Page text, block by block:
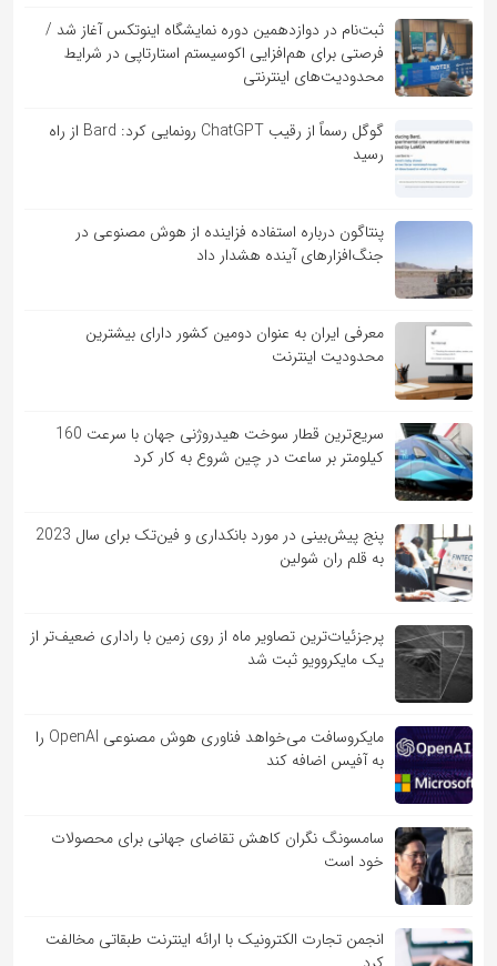
ثبت‌نام در دوازدهمین دوره نمایشگاه اینوتکس آغاز شد /
فرصتی برای هم‌افزایی اکوسیستم استارتاپی در شرایط
محدودیت‌های اینترنتی
گوگل رسماً از رقیب ChatGPT رونمایی کرد: Bard از راه
رسید
پنتاگون درباره استفاده فزاینده از هوش مصنوعی در
جنگ‌افزارهای آینده هشدار داد
معرفی ایران به عنوان دومین کشور دارای بیشترین
محدودیت اینترنت
سریع‌ترین قطار سوخت هیدروژنی جهان با سرعت 160
کیلومتر بر ساعت در چین شروع به کار کرد
پنج پیش‌بینی در مورد بانکداری و فین‌تک برای سال 2023
به قلم ران شولین
پرجزئیات‌ترین تصاویر ماه از روی زمین با راداری ضعیف‌تر از
یک مایکروویو ثبت شد
مایکروسافت می‌خواهد فناوری هوش مصنوعی OpenAI را
به آفیس اضافه کند
سامسونگ نگران کاهش تقاضای جهانی برای محصولات
خود است
انجمن تجارت الکترونیک با ارائه اینترنت طبقاتی مخالفت